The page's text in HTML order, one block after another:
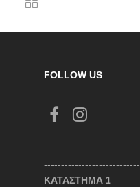
FOLLOW US
----------------------------
ΚΑΤΑΣΤΗΜΑ 1